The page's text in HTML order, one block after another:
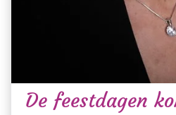
De feestdagen